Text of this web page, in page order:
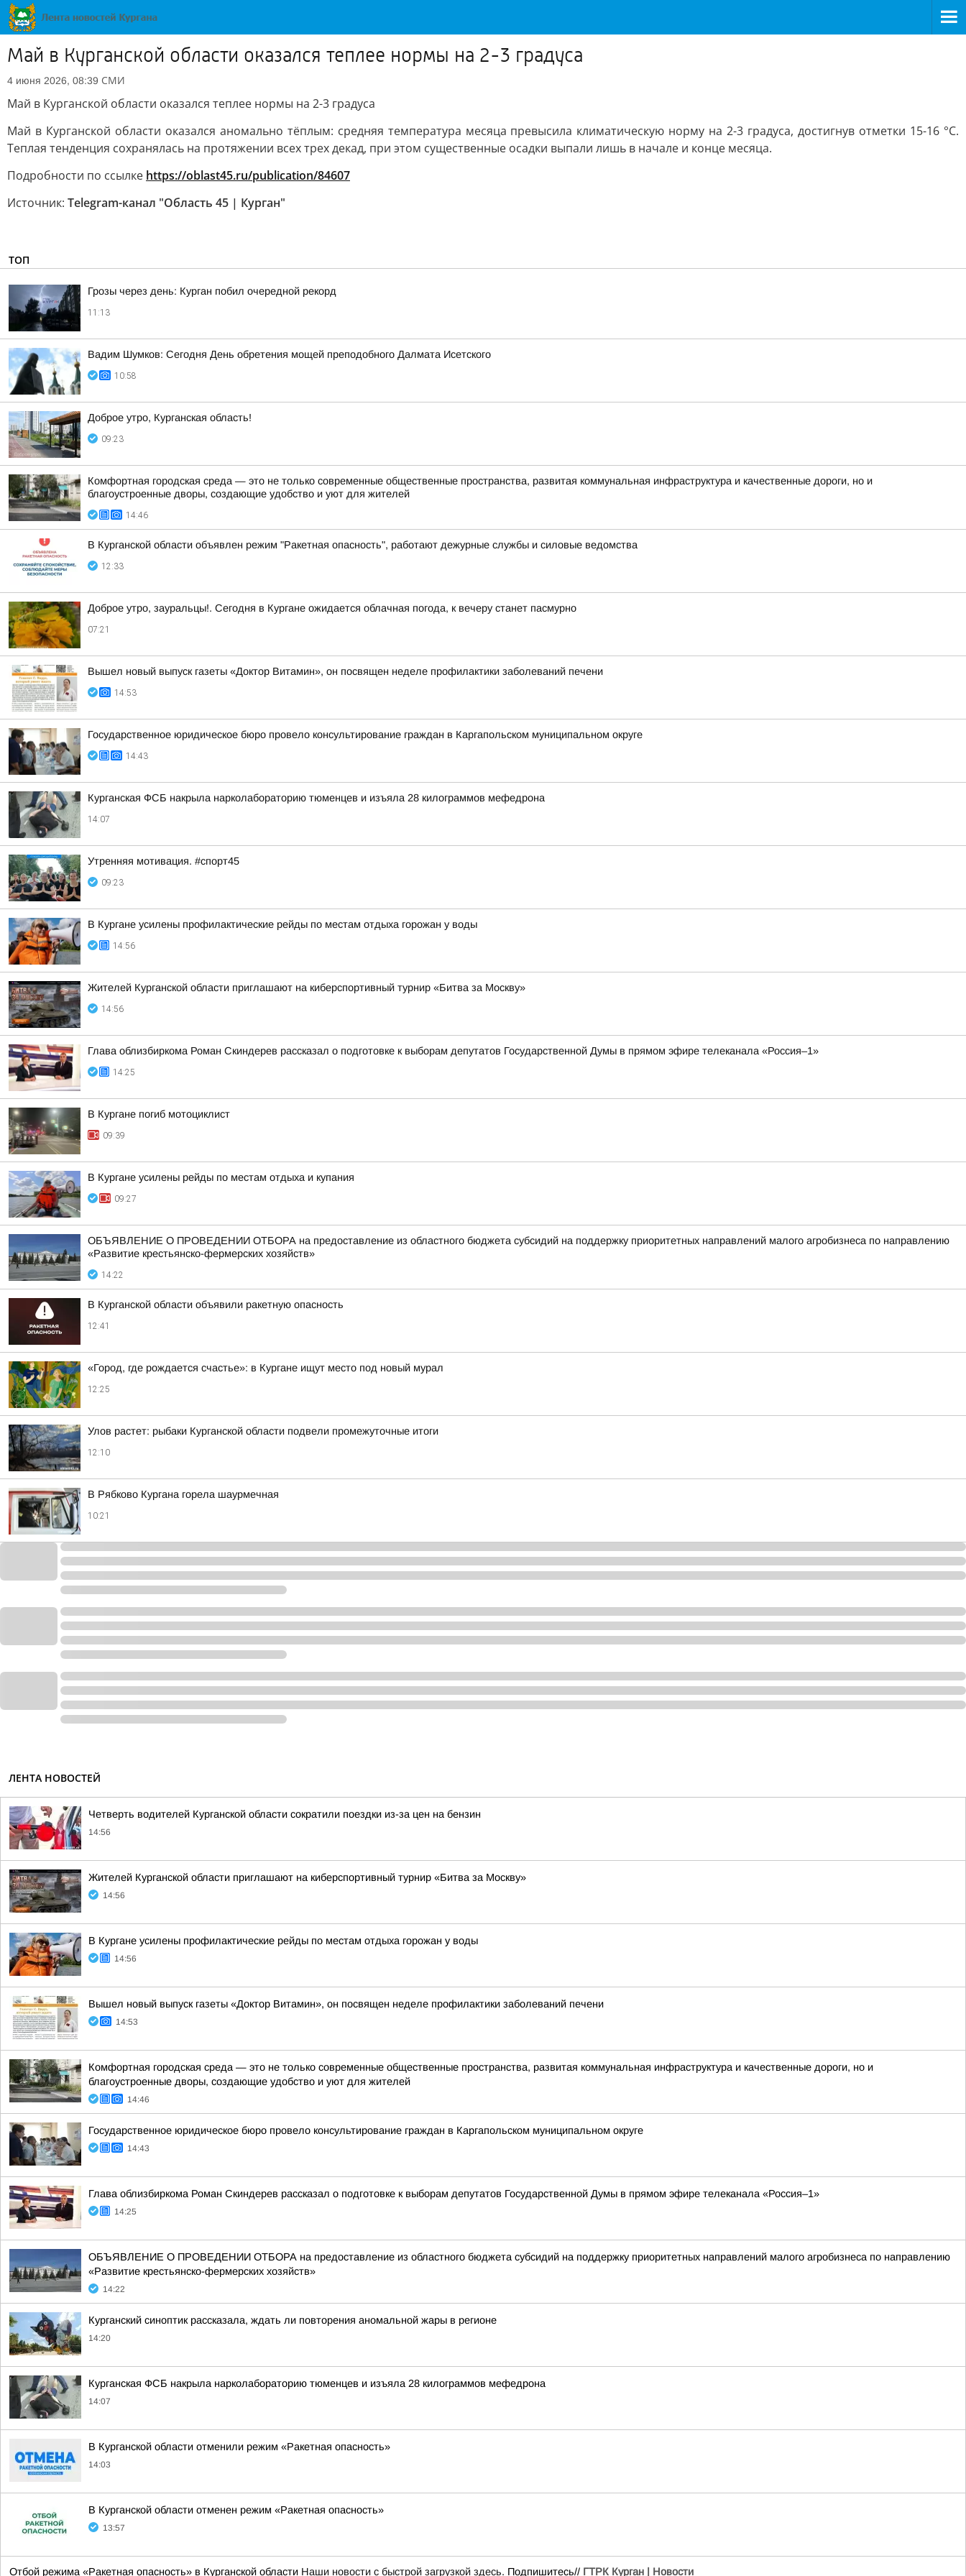
Май в Курганской области оказался теплее нормы на 2-3 градуса
4 июня 2026, 08:39 СМИ
Май в Курганской области оказался теплее нормы на 2-3 градуса
Май в Курганской области оказался аномально тёплым: средняя температура месяца превысила климатическую норму на 2-3 градуса, достигнув отметки 15-16 °C.
Теплая тенденция сохранялась на протяжении всех трех декад, при этом существенные осадки выпали лишь в начале и конце месяца.
Подробности по ссылке https://oblast45.ru/publication/84607
Источник: Telegram-канал "Область 45 | Курган"
ТОП
Грозы через день: Курган побил очередной рекорд
11:13
Вадим Шумков: Сегодня День обретения мощей преподобного Далмата Исетского
10:58
Доброе утро, Курганская область!
09:23
Комфортная городская среда — это не только современные общественные пространства, развитая коммунальная инфраструктура и качественные дороги, но и
благоустроенные дворы, создающие удобство и уют для жителей
14:46
В Курганской области объявлен режим "Ракетная опасность", работают дежурные службы и силовые ведомства
12:33
Доброе утро, зауральцы!. Сегодня в Кургане ожидается облачная погода, к вечеру станет пасмурно
07:21
Вышел новый выпуск газеты «Доктор Витамин», он посвящен неделе профилактики заболеваний печени
14:53
Государственное юридическое бюро провело консультирование граждан в Каргапольском муниципальном округе
14:43
Курганская ФСБ накрыла нарколабораторию тюменцев и изъяла 28 килограммов мефедрона
14:07
Утренняя мотивация. #спорт45
09:23
В Кургане усилены профилактические рейды по местам отдыха горожан у воды
14:56
Жителей Курганской области приглашают на киберспортивный турнир «Битва за Москву»
14:56
Глава облизбиркома Роман Скиндерев рассказал о подготовке к выборам депутатов Государственной Думы в прямом эфире телеканала «Россия–1»
14:25
В Кургане погиб мотоциклист
09:39
В Кургане усилены рейды по местам отдыха и купания
09:27
ОБЪЯВЛЕНИЕ О ПРОВЕДЕНИИ ОТБОРА на предоставление из областного бюджета субсидий на поддержку приоритетных направлений малого агробизнеса по направлению
«Развитие крестьянско-фермерских хозяйств»
14:22
В Курганской области объявили ракетную опасность
12:41
«Город, где рождается счастье»: в Кургане ищут место под новый мурал
12:25
Улов растет: рыбаки Курганской области подвели промежуточные итоги
12:10
В Рябково Кургана горела шаурмечная
10:21
ЛЕНТА НОВОСТЕЙ
Четверть водителей Курганской области сократили поездки из-за цен на бензин
14:56
Жителей Курганской области приглашают на киберспортивный турнир «Битва за Москву»
14:56
В Кургане усилены профилактические рейды по местам отдыха горожан у воды
14:56
Вышел новый выпуск газеты «Доктор Витамин», он посвящен неделе профилактики заболеваний печени
14:53
Комфортная городская среда — это не только современные общественные пространства, развитая коммунальная инфраструктура и качественные дороги, но и
благоустроенные дворы, создающие удобство и уют для жителей
14:46
Государственное юридическое бюро провело консультирование граждан в Каргапольском муниципальном округе
14:43
Глава облизбиркома Роман Скиндерев рассказал о подготовке к выборам депутатов Государственной Думы в прямом эфире телеканала «Россия–1»
14:25
ОБЪЯВЛЕНИЕ О ПРОВЕДЕНИИ ОТБОРА на предоставление из областного бюджета субсидий на поддержку приоритетных направлений малого агробизнеса по направлению
«Развитие крестьянско-фермерских хозяйств»
14:22
Курганский синоптик рассказала, ждать ли повторения аномальной жары в регионе
14:20
Курганская ФСБ накрыла нарколабораторию тюменцев и изъяла 28 килограммов мефедрона
14:07
В Курганской области отменили режим «Ракетная опасность»
14:03
В Курганской области отменен режим «Ракетная опасность»
13:57
Отбой режима «Ракетная опасность» в Курганской области Наши новости с быстрой загрузкой здесь. Подпишитесь// ГТРК Курган | Новости